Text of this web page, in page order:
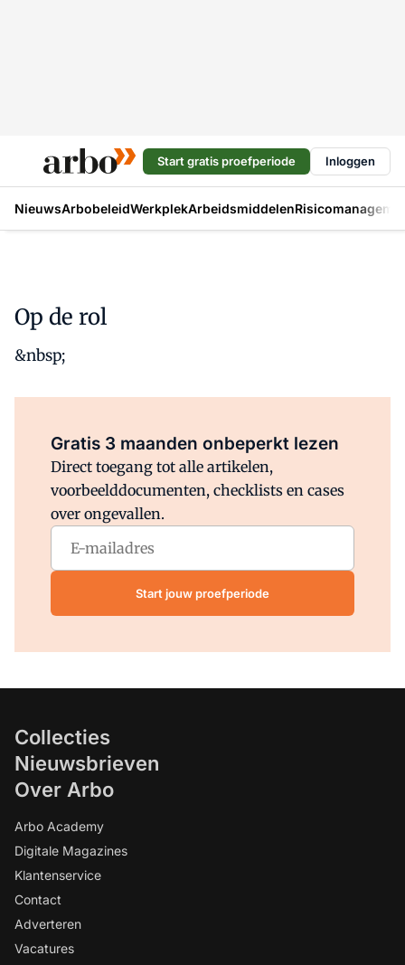
Start gratis proefperiode Inloggen
NieuwsArbobeleidWerkplekArbeidsmiddelen
Op de rol
&nbsp;
Gratis 3 maanden onbeperkt lezen
Direct toegang tot alle artikelen,
voorbeelddocumenten, checklists en cases
over ongevallen.
Start jouw proefperiode
Collecties
Nieuwsbrieven
Over Arbo
Arbo Academy
Digitale Magazines
Klantenservice
Contact
Adverteren
Vacatures